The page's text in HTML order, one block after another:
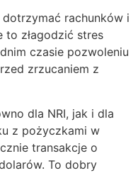
rachunków i
to złagodzić stres
czasie pozwoleniu
zrzucaniem z
dla NRI, jak i dla
z pożyczkami w
transakcje o
To dobry